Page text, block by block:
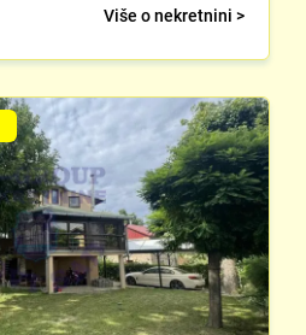
Više o nekretnini >